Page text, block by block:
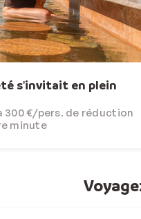
s'invitait en plein
300 €/pers. de réduction
minute